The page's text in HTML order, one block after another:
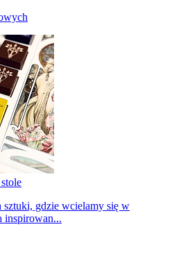
sztuki, gdzie wcielamy się w
inspirowan...